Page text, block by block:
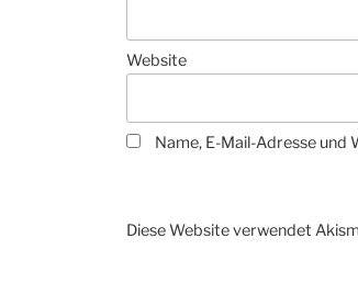
Website
Name, E-Mail-Adresse und
Diese Website verwendet